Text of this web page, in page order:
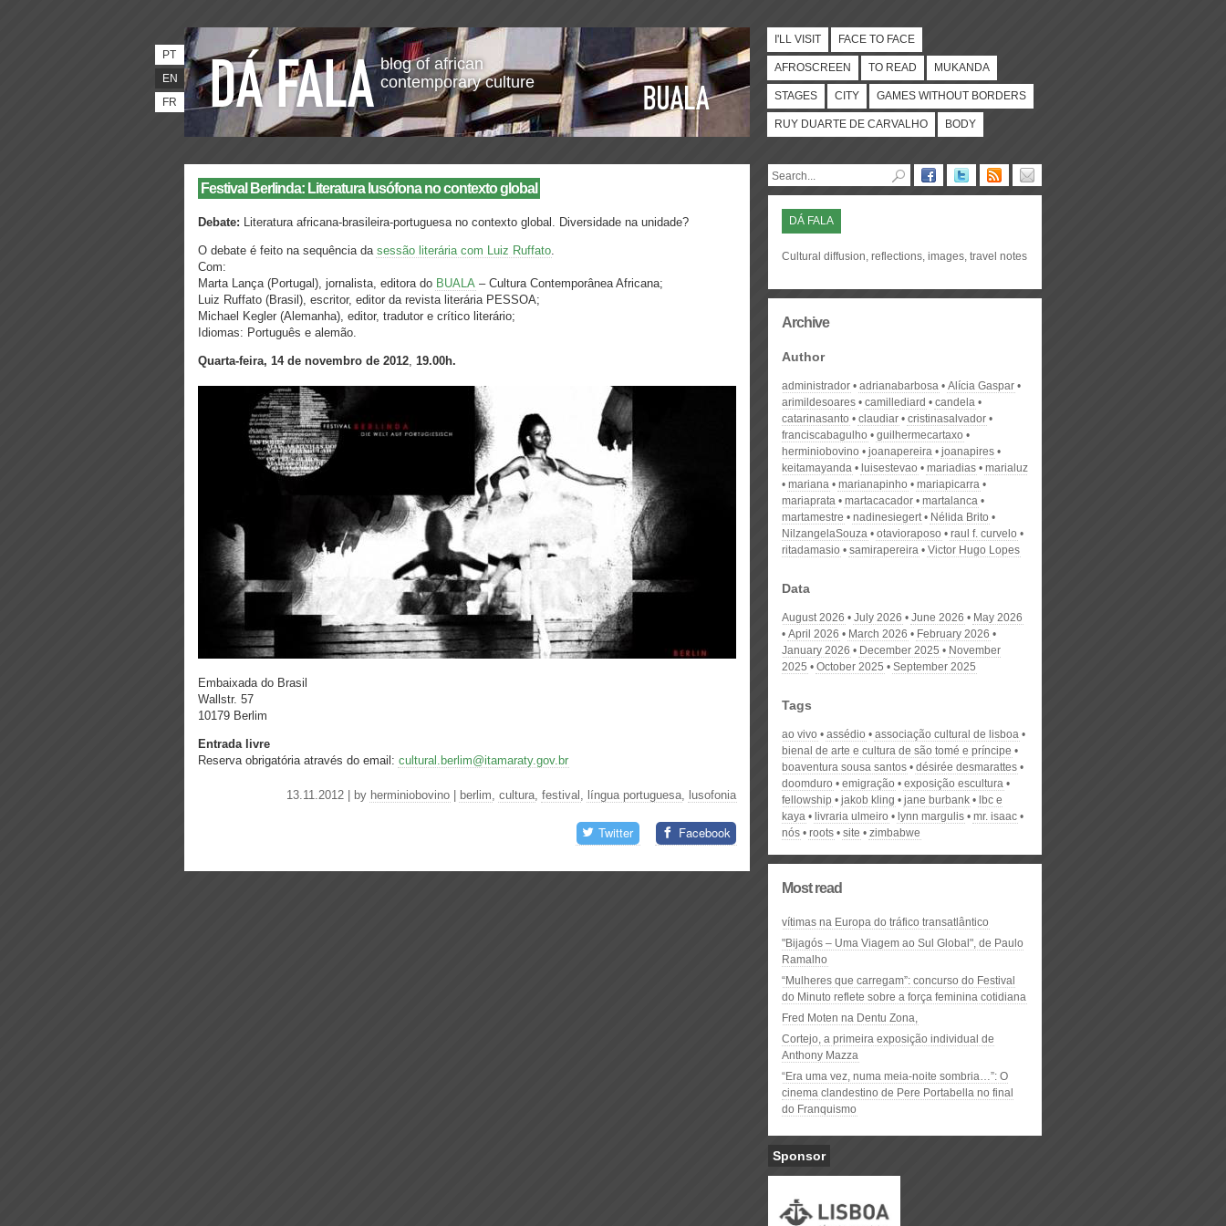
blog of african
contemporary culture
PT
EN
FR
I'LL VISIT FACE TO FACE
AFROSCREEN TO READ MUKANDA
STAGES CITY GAMES WITHOUT BORDERS
RUY DUARTE DE CARVALHO BODY
Festival Berlinda: Literatura lusófona no contexto global
Debate: Literatura africana-brasileira-portuguesa no contexto global. Diversidade na unidade?
O debate é feito na sequência da sessão literária com Luiz Ruffato.
Com:
Marta Lança (Portugal), jornalista, editora do BUALA – Cultura Contemporânea Africana;
Luiz Ruffato (Brasil), escritor, editor da revista literária PESSOA;
Michael Kegler (Alemanha), editor, tradutor e crítico literário;
Idiomas: Português e alemão.
Quarta-feira, 14 de novembro de 2012, 19.00h.
Embaixada do Brasil
Wallstr. 57
10179 Berlim
Entrada livre
Reserva obrigatória através do email: cultural.berlim@itamaraty.gov.br
13.11.2012 | by herminiobovino berlim, cultura, festival , língua portuguesa, lusofonia
Twitter Facebook
DÁ FALA
Cultural diffusion, reflections, images, travel notes
Archive
Author
administrador adrianabarbosa
Alícia Gaspar
arimildesoares
camillediard
candela
catarinasanto
claudiar
cristinasalvador
franciscabagulho
guilhermecartaxo
herminiobovino
joanapereira
joanapires
keitamayanda
luisestevao mariadias
marialuz
mariana
marianapinho
mariapicarra
mariaprata
martacacador
martalanca
martamestre
nadinesiegert
Nélida Brito
NilzangelaSouza
otavioraposo
raul f. curvelo
ritadamasio
samirapereira Victor Hugo Lopes
Data
August 2026 July 2026 June 2026
May 2026
April 2026
March 2026
February 2026
January 2026
December 2025
November
2025
October 2025 September 2025
Tags
ao vivo assédio
associação cultural de lisboa
bienal de arte e cultura de são tomé e príncipe
boaventura sousa santos
désirée desmarattes
doomduro
emigração
exposição escultura
fellowship
jakob kling jane burbank
lbc e
kaya
livraria ulmeiro lynn margulis
mr. isaac
nós
roots site zimbabwe
Most read
vítimas na Europa do tráfico transatlântico
"Bijagós – Uma Viagem ao Sul Global", de Paulo
Ramalho
“Mulheres que carregam”: concurso do Festival
do Minuto reflete sobre a força feminina cotidiana
Fred Moten na Dentu Zona,
Cortejo, a primeira exposição individual de
Anthony Mazza
“Era uma vez, numa meia-noite sombria…”: O
cinema clandestino de Pere Portabella no final
do Franquismo
Sponsor